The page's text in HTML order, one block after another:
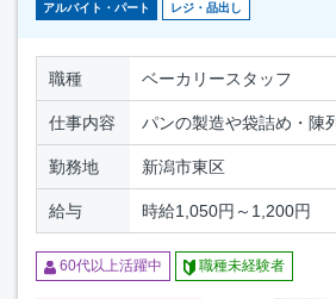
アルバイト・パート レジ・品出し
職種 ベーカリースタッフ
仕事内容 パンの製造や袋詰め・陳
勤務地 新潟市東区
給与 時給1,050円～1,200円
60代以上活躍中 職種未経験者